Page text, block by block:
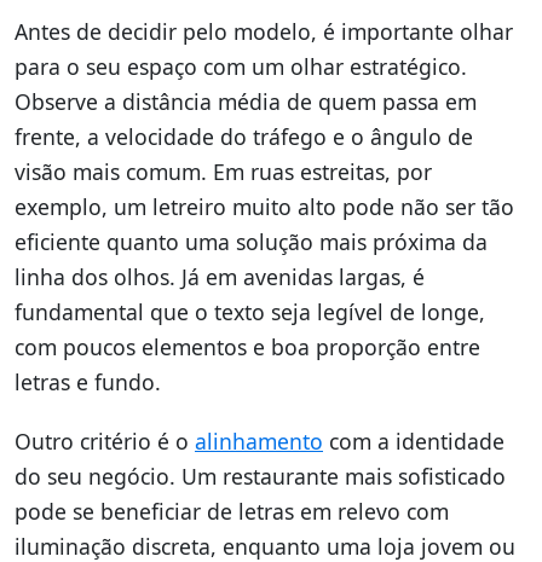
Antes de decidir pelo modelo, é importante olhar
para o seu espaço com um olhar estratégico.
Observe a distância média de quem passa em
frente, a velocidade do tráfego e o ângulo de
visão mais comum. Em ruas estreitas, por
exemplo, um letreiro muito alto pode não ser tão
eficiente quanto uma solução mais próxima da
linha dos olhos. Já em avenidas largas, é
fundamental que o texto seja legível de longe,
com poucos elementos e boa proporção entre
letras e fundo.
Outro critério é o alinhamento com a identidade
do seu negócio. Um restaurante mais sofisticado
pode se beneficiar de letras em relevo com
iluminação discreta, enquanto uma loja jovem ou